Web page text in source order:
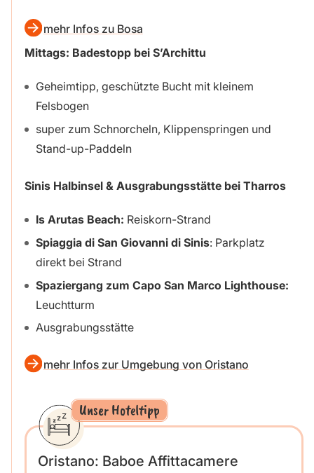
mehr Infos zu Bosa
Mittags: Badestopp bei S’Archittu
Geheimtipp, geschützte Bucht mit kleinem
Felsbogen
super zum Schnorcheln, Klippenspringen und
Stand-up-Paddeln
Sinis Halbinsel & Ausgrabungsstätte bei Tharros
Is Arutas Beach: Reiskorn-Strand
Spiaggia di San Giovanni di Sinis: Parkplatz
direkt bei Strand
Spaziergang zum Capo San Marco Lighthouse:
Leuchtturm
Ausgrabungsstätte
mehr Infos zur Umgebung von Oristano
Unser Hoteltipp
Oristano: Baboe Affittacamere